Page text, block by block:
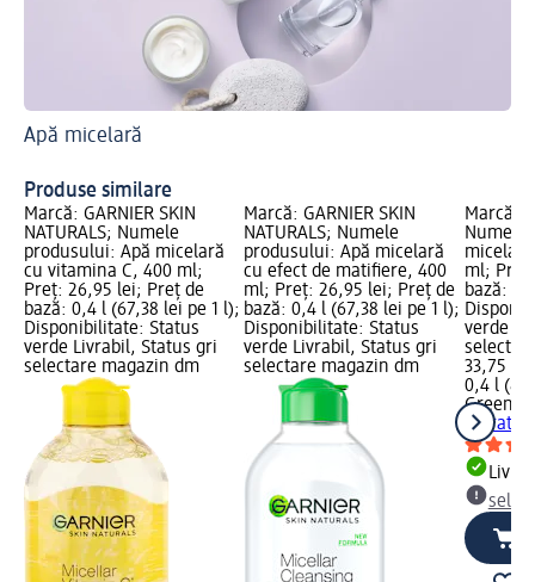
Apă micelară
Produse similare
Marcă: GARNIER SKIN
NATURALS; Numele
produsului: Apă micelară
cu vitamina C, 400 ml;
Preț: 26,95 lei; Preț de
bază: 0,4 l (67,38 lei pe 1 l);
Disponibilitate: Status
verde Livrabil, Status gri
selectare magazin dm
Marcă: GARNIER SKIN
NATURALS; Numele
produsului: Apă micelară
cu efect de matifiere, 400
ml; Preț: 26,95 lei; Preț de
bază: 0,4 l (67,38 lei pe 1 l);
Disponibilitate: Status
verde Livrabil, Status gri
selectare magazin dm
Marcă:
Numele
ml;
bază:
verde
33,75 lei
0,4 l
Green